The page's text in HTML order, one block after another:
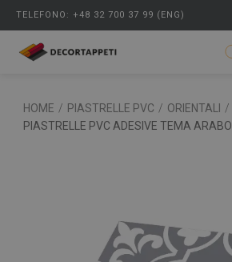
TELEFONO: +48 32 700 37 99 (ENG)
HOME / PIASTRELLE PVC / ORIENTALI
/
PIASTRELLE PVC ADESIVE TEMA ARABO